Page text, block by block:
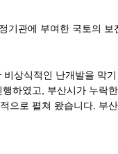
기관에 부여한 국토의
상식적인 난개발을 막
하였고, 부산시가 누락
으로 펼쳐 왔습니다. 부